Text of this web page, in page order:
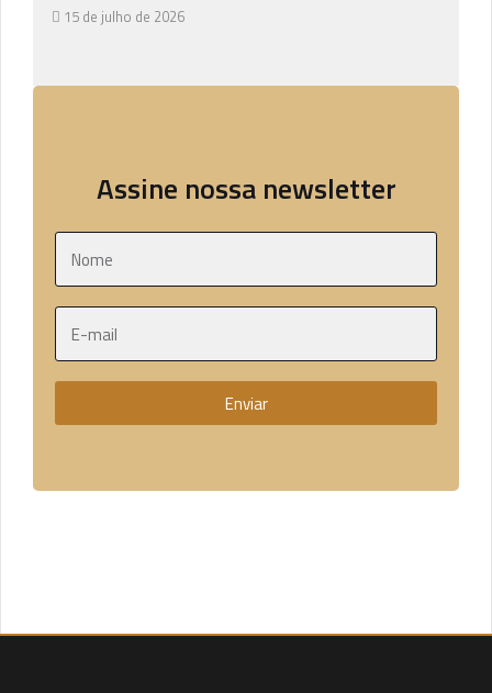
15 de julho de 2026
Assine nossa newsletter
Enviar